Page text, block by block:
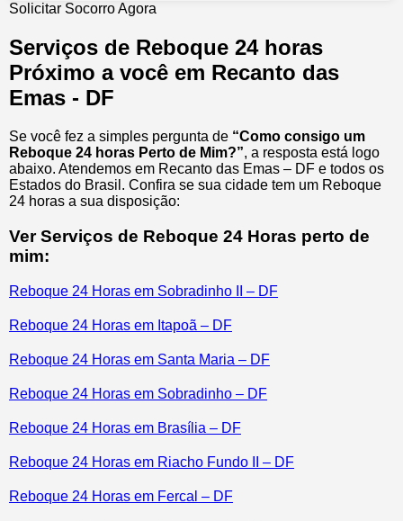
Solicitar Socorro Agora
Serviços de Reboque 24 horas
Próximo a você em Recanto das
Emas - DF
Se você fez a simples pergunta de “Como consigo um
Reboque 24 horas Perto de Mim?”, a resposta está logo
abaixo. Atendemos em Recanto das Emas – DF e todos os
Estados do Brasil. Confira se sua cidade tem um Reboque
24 horas a sua disposição:
Ver Serviços de Reboque 24 Horas perto de
mim:
Reboque 24 Horas em Sobradinho II – DF
Reboque 24 Horas em Itapoã – DF
Reboque 24 Horas em Santa Maria – DF
Reboque 24 Horas em Sobradinho – DF
Reboque 24 Horas em Brasília – DF
Reboque 24 Horas em Riacho Fundo II – DF
Reboque 24 Horas em Fercal – DF